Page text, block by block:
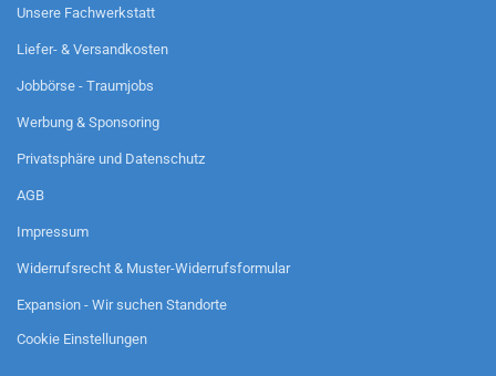
Unsere Fachwerkstatt
Liefer- & Versandkosten
Jobbörse - Traumjobs
Werbung & Sponsoring
Privatsphäre und Datenschutz
AGB
Impressum
Widerrufsrecht & Muster-Widerrufsformular
Expansion - Wir suchen Standorte
Cookie Einstellungen